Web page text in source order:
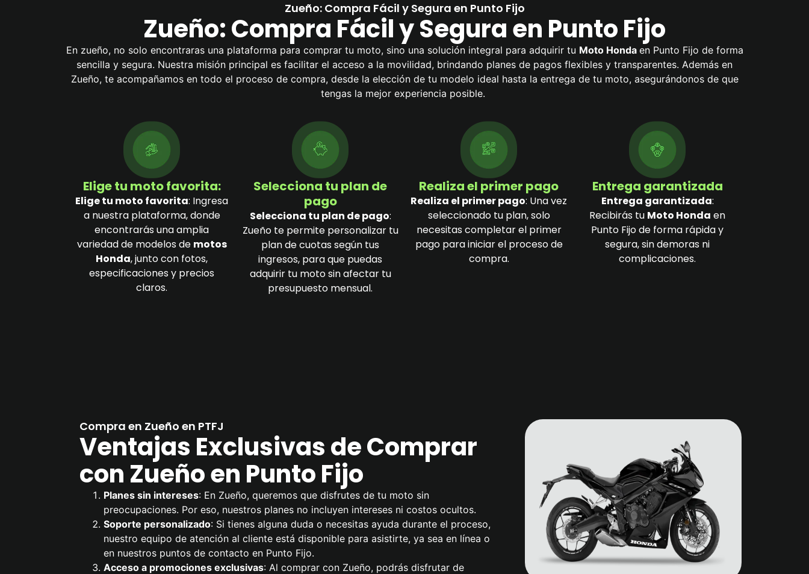
Zueño: Compra Fácil y Segura en Punto Fijo
Zueño: Compra Fácil y Segura en Punto Fijo
En zueño, no solo encontraras una plataforma para comprar tu moto, sino una solución integral para adquirir tu Moto Honda en Punto Fijo de forma
sencilla y segura. Nuestra misión principal es facilitar el acceso a la movilidad, brindando planes de pagos flexibles y transparentes. Además en
Zueño, te acompañamos en todo el proceso de compra, desde la elección de tu modelo ideal hasta la entrega de tu moto, asegurándonos de que
tengas la mejor experiencia posible.
Elige tu moto favorita:
Elige tu moto favorita: Ingresa
a nuestra plataforma, donde
encontrarás una amplia
variedad de modelos de motos
Honda, junto con fotos,
especificaciones y precios
claros.
Selecciona tu plan de
pago
Selecciona tu plan de pago:
Zueño te permite personalizar tu
plan de cuotas según tus
ingresos, para que puedas
adquirir tu moto sin afectar tu
presupuesto mensual.
Realiza el primer pago
Realiza el primer pago: Una vez
seleccionado tu plan, solo
necesitas completar el primer
pago para iniciar el proceso de
compra.
Entrega garantizada
Entrega garantizada:
Recibirás tu Moto Honda en
Punto Fijo de forma rápida y
segura, sin demoras ni
complicaciones.
Compra en Zueño en PTFJ
Ventajas Exclusivas de Comprar
con Zueño en Punto Fijo
Planes sin intereses: En Zueño, queremos que disfrutes de tu moto sin
preocupaciones. Por eso, nuestros planes no incluyen intereses ni costos ocultos.
Soporte personalizado: Si tienes alguna duda o necesitas ayuda durante el proceso,
nuestro equipo de atención al cliente está disponible para asistirte, ya sea en línea o
en nuestros puntos de contacto en Punto Fijo.
Acceso a promociones exclusivas: Al comprar con Zueño, podrás disfrutar de